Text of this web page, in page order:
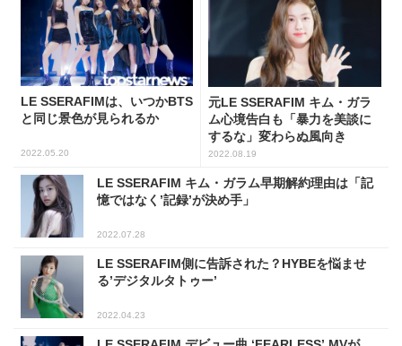
LE SSERAFIMは、いつかBTS
と同じ景色が見られるか
2022.05.20
元LE SSERAFIM キム・ガラ
ム心境告白も「暴力を美談に
するな」変わらぬ風向き
2022.08.19
LE SSERAFIM キム・ガラム早期解約理由は「記
憶ではなく’記録’が決め手」
2022.07.28
LE SSERAFIM側に告訴された？HYBEを悩ませ
る’デジタルタトゥー’
2022.04.23